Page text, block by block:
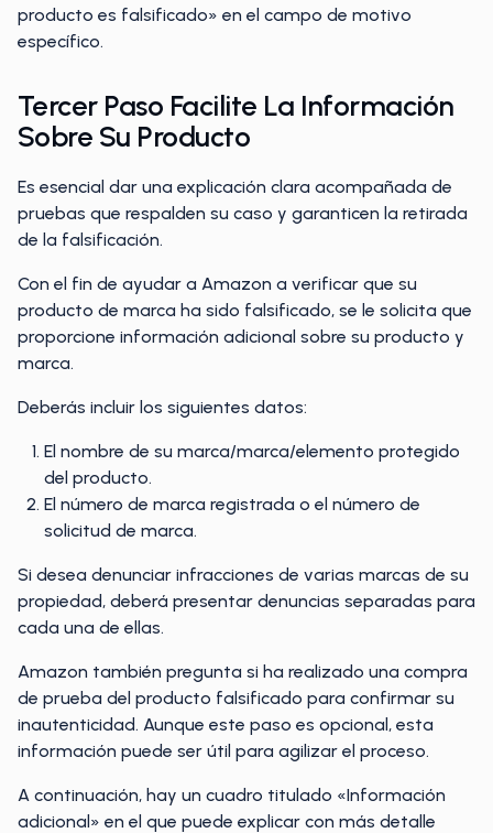
producto es falsificado» en el campo de motivo
específico.
Tercer Paso Facilite La Información
Sobre Su Producto
Es esencial dar una explicación clara acompañada de
pruebas que respalden su caso y garanticen la retirada
de la falsificación.
Con el fin de ayudar a Amazon a verificar que su
producto de marca ha sido falsificado, se le solicita que
proporcione información adicional sobre su producto y
marca.
Deberás incluir los siguientes datos:
El nombre de su marca/marca/elemento protegido
del producto.
El número de marca registrada o el número de
solicitud de marca.
Si desea denunciar infracciones de varias marcas de su
propiedad, deberá presentar denuncias separadas para
cada una de ellas.
Amazon también pregunta si ha realizado una compra
de prueba del producto falsificado para confirmar su
inautenticidad. Aunque este paso es opcional, esta
información puede ser útil para agilizar el proceso.
A continuación, hay un cuadro titulado «Información
adicional» en el que puede explicar con más detalle